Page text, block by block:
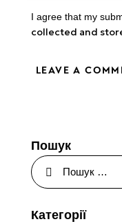
I agree that my
collected and
Пошук
Категорії